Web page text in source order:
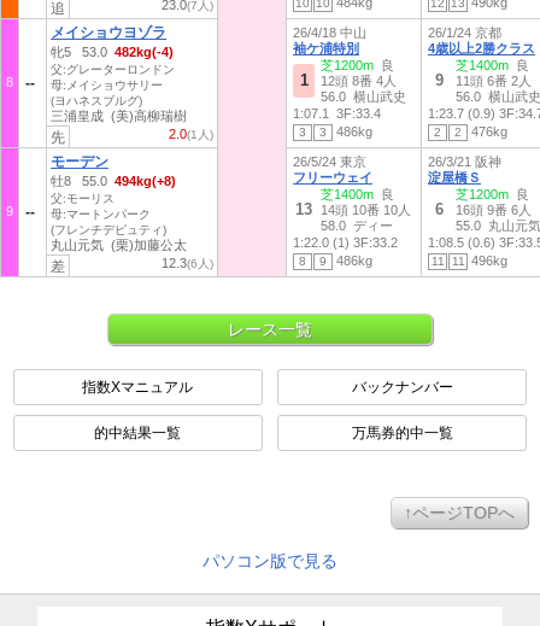
23.0(7人)
追
8
メイショウヨゾラ
牝5 53.0 482kg(-4)
父:グレーターロンドン
母:メイショウサリー
(ヨハネスブルグ)
三浦皇成 (美)高柳瑞樹
2.0(1人)
先
9
モーデン
牡8 55.0 494kg(+8)
父:モーリス
母:マートンパーク
(フレンチデピュティ)
丸山元気 (栗)加藤公太
12.3(6人)
差
10 10 12 13
26/4/18 中山
袖ケ浦特別
1
芝1200m 良
12頭 8番 4人
56.0 横山武史
1:07.1
3F:33.4
3 3 486kg
26/1/24 京都
4歳以上2勝クラス
9
芝1400m 良
11頭 6番 2人
56.0 横山武史
1:23.7 (0.9)
2 2 476kg
26/5/24 東京
フリーウェイ
13
芝1400m 良
14頭 10番 10人
58.0 ディー
1:22.0 (1) 3F:33.2
8 9 486kg
26/3/21 阪神
淀屋橋Ｓ
6
芝1200m 良
16頭 9番 6人
55.0 丸山元気
1:08.5 (0.6)
11 11 496kg
レース一覧
指数Xマニュアル バックナンバー
的中結果一覧 万馬券的中一覧
↑ページTOPへ
パソコン版で見る